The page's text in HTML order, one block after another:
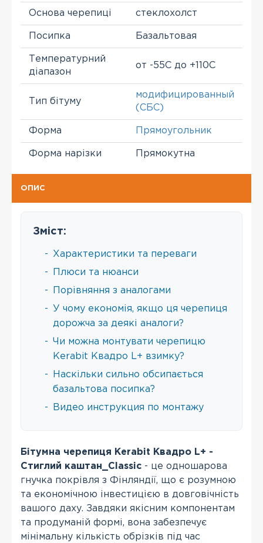
Основа черепиці стеклохолст
Посипка Базальтовая
Температурний
діапазон
от -55С до +110С
Тип бітуму
модифицированный
(СБС)
Форма Прямоугольник
Форма нарізки Прямокутна
ОПИС
Зміст:
- Характеристики та переваги
- Плюси та нюанси
- Порівняння з аналогами
-
У чому економія, якщо ця черепиця
дорожча за деякі аналоги?
- Чи можна монтувати черепицю
Kerabit Квадро L+ взимку?
-
Наскільки сильно обсипається
базальтова посипка?
- Видео инструкция по монтажу
Бітумна черепиця Kerabit Квадро L+ -
Стиглий каштан_Classic - це одношарова
гнучка покрівля з Фінляндії, що є розумною
та економічною інвестицією в довговічність
вашого даху. Завдяки якісним компонентам
та продуманій формі, вона забезпечує
мінімальну кількість обрізків під час